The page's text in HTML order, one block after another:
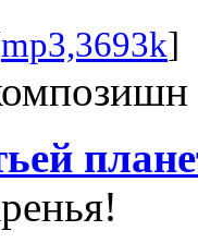
mp3,3693k]